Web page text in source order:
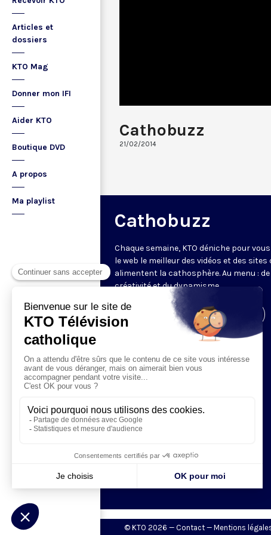
Articles et
dossiers
KTO Mag
Donner mon IFI
Aider KTO
Boutique DVD
A propos
Ma playlist
Cathobuzz
21/02/2014
Cathobuzz
Chaque semaine, KTO déniche pour
le web le meilleur des vidéos et des sites
alimentent la cathosphère. Au menu : de
créativité et du dynamisme.
Visiter la page de l'émission
© KTO 2026 — Contact — Mentions